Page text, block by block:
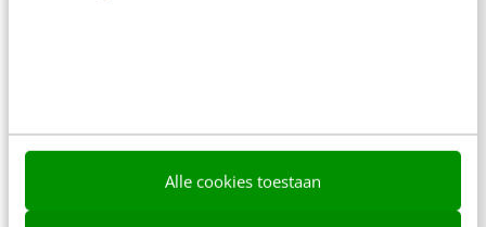
Alle cookies toestaan
Over ons
Werken bij